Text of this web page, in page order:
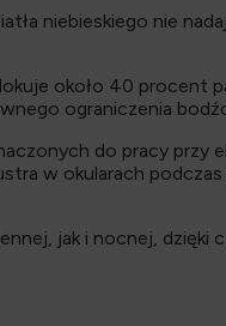
niebieskiego nie
około 40 procent
ograniczenia
do pracy przy
w okularach
jak i nocnej, dzięki